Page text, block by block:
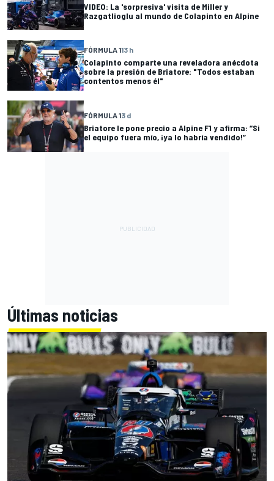
VIDEO: La 'sorpresiva' visita de Miller y
Razgatlioglu al mundo de Colapinto en Alpine
FÓRMULA 113 h
Colapinto comparte una reveladora anécdota
sobre la presión de Briatore: "Todos estaban
contentos menos él"
FÓRMULA 13 d
Briatore le pone precio a Alpine F1 y afirma: “Si
el equipo fuera mío, ¡ya lo habría vendido!”
Últimas noticias